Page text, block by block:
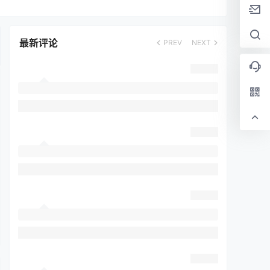
最新评论 PREV NEXT